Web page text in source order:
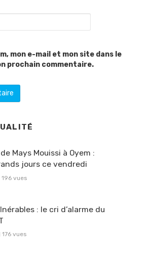
mon e-mail et mon site dans le
prochain commentaire.
Mays Mouissi à Oyem :
jours ce vendredi
196 vues
: le cri d’alarme du
176 vues